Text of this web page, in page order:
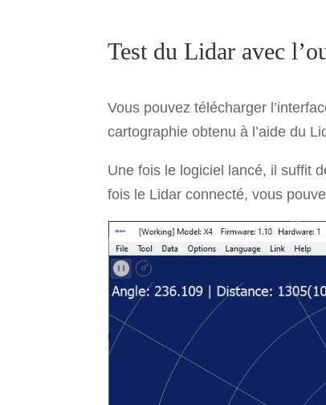
Test du Lidar avec
Vous pouvez télécharger
cartographie obtenu à l’aide du
Une fois le logiciel lancé, il suffit
fois le Lidar connecté, vous